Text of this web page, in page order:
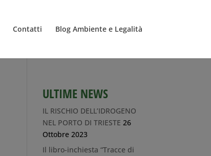
Contatti Blog Ambiente e Legalità
ULTIME NEWS
IL RISCHIO DELL’IDROGENO
NEL PORTO DI TRIESTE 26
Ottobre 2023
Il libro-inchiesta “Tracce di